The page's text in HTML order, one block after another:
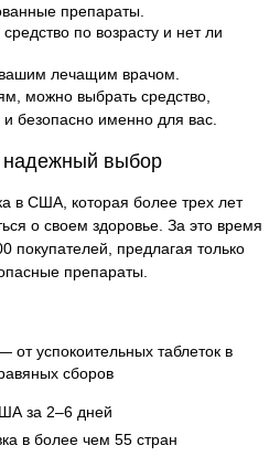
препараты.
по возрасту и нет ли
вашим лечащим врачом.
можно выбрать средство,
безопасно именно для вас.
выбор
в США, которая более трех лет
о своем здоровье. За это время
предлагая только
препараты.
успокоительных таблеток в
сборов
за 2–6 дней
в более чем 55 стран